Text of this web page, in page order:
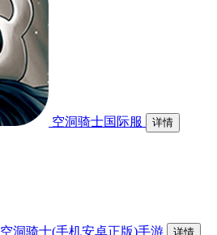
空洞骑士国际服 详情
空洞骑士(手机安卓正版)手游 详情